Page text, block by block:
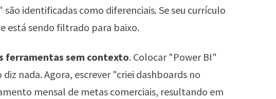
identificadas como diferenciais. Se seu currículo
está sendo filtrado para baixo.
ferramentas sem contexto. Colocar "Power BI"
nada. Agora, escrever "criei dashboards no
mensal de metas comerciais, resultando em